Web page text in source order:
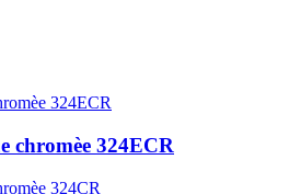
chromèe 324ECR